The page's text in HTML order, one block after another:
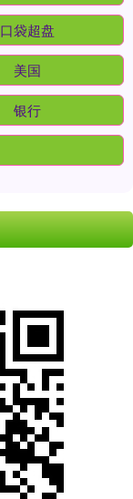
口袋超盘
美国
银行